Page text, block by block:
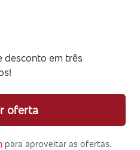
desconto em três
oferta
para aproveitar as ofertas.